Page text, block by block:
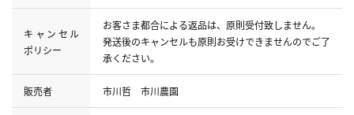
キャンセル
ポリシー
お客さま都合による返品は、原則受付致しません。
発送後のキャンセルも原則お受けできませんのでご了
承ください。
販売者 市川哲 市川農園